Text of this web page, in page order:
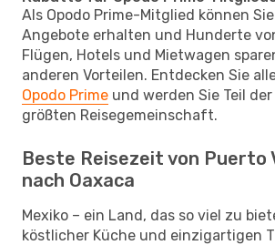
Als Opodo Prime-Mitglied können
Angebote erhalten und Hunderte
Flügen, Hotels und Mietwagen
anderen Vorteilen. Entdecken Sie
Opodo Prime und werden Sie Teil
größten Reisegemeinschaft.
Beste Reisezeit von Puerto
nach Oaxaca
Mexiko – ein Land, das so viel zu
köstlicher Küche und einzigartigen